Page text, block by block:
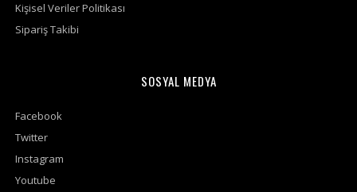
Kişisel Veriler Politikası
Sipariş Takibi
SOSYAL MEDYA
Facebook
Twitter
Instagram
Youtube